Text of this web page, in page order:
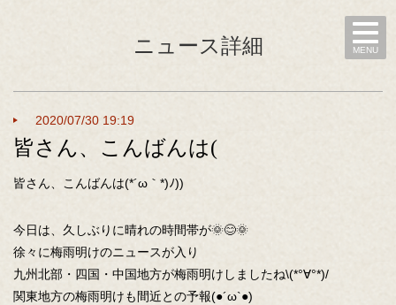
MENU
ニュース詳細
2020/07/30 19:19
皆さん、こんばんは(
皆さん、こんばんは(*´ω｀*)ﾉ))
今日は、久しぶりに晴れの時間帯が🌞😊🌞
徐々に梅雨明けのニュースが入り
九州北部・四国・中国地方が梅雨明けしましたね\(*°∀°*)/
関東地方の梅雨明けも間近との予報(●´ω`●)